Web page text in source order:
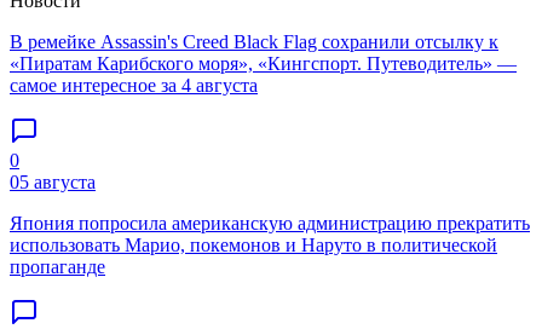
В ремейке Assassin's Creed Black Flag сохранили отсылку к
«Пиратам Карибского моря», «Кингспорт. Путеводитель» —
самое интересное за 4 августа
0
05 августа
Япония попросила американскую администрацию прекратить
использовать Марио, покемонов и Наруто в политической
пропаганде